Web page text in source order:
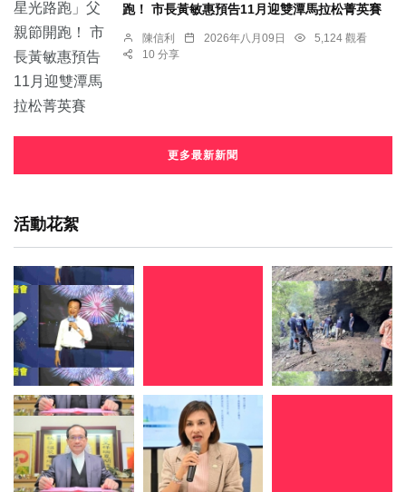
跑！ 市長黃敏惠預告11月迎雙潭馬拉松菁英賽
陳信利 2026年八月09日
5,124 觀看
10 分享
更多最新新聞
活動花絮